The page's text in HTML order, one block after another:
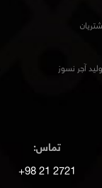
آجر نسوز
تماس:
2721 21 98+